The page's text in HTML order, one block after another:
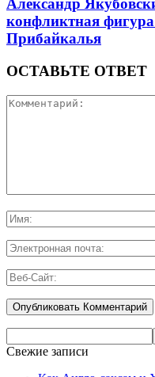
Александр
конфликтная фигура
Прибайкалья
ОСТАВЬТЕ ОТВЕТ
Свежие записи